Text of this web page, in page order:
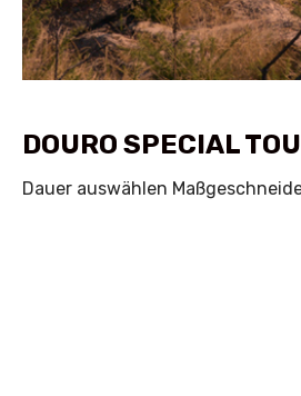
DOURO SPECIAL
Dauer auswählen